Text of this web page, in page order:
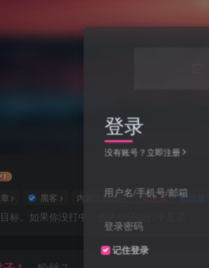
黑客 内蒙古自治区 管理员 超级版主
标。如果你没打中，也许你还能打中星星
登录
没有账号？立即注册
用户名/手机号/邮箱
登录密码
记住登录